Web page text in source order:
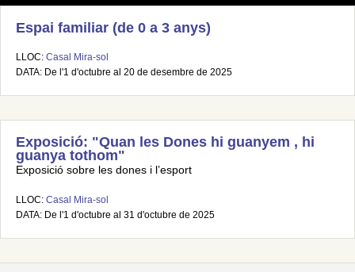
Espai familiar (de 0 a 3 anys)
LLOC: Casal Mira-sol
DATA: De l'1 d'octubre al 20 de desembre de 2025
Exposició: "Quan les Dones hi guanyem , hi
guanya tothom"
Exposició sobre les dones i l’esport
LLOC: Casal Mira-sol
DATA: De l'1 d'octubre al 31 d'octubre de 2025